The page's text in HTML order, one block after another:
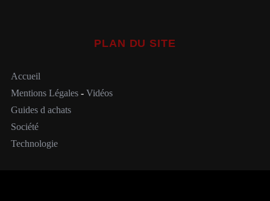
PLAN DU SITE
Accueil
Mentions Légales- Vidéos
Guides d achats
Société
Technologie